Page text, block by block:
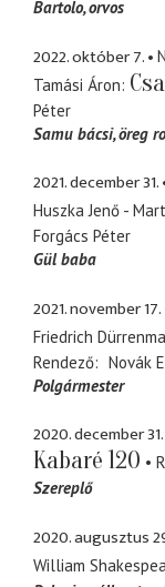
Bartolo orvos
2022. október 7.
Tamási Áron
Péter
Samu bácsi öreg
2021. december 31.
Huszka Jenő -
Forgács Péter
Gül baba
2021. november 17.
Friedrich
Rendező
Novák
Polgármester
2020. december 31.
Kabaré 120
Szereplő
2020. augusztus
William